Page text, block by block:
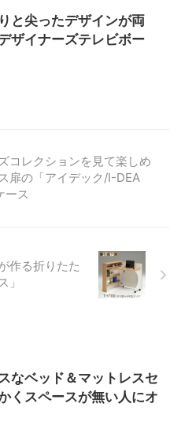
と尖ったデザインが両
ザイナーズテレビボー
コレクションを見て楽しめ
扉の「アイデック/I-DEA
ース
作る折りたた
」
なベッド＆マットレスセ
くスペースが無い人にオ